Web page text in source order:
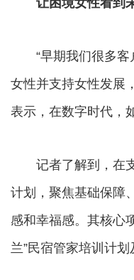
“早期我们很多客
女性并支持女性发展
表示，在数字时代，
记者了解到，在支
计划，聚焦基础保障
感和幸福感。其核心
兰”民宿管家培训计划